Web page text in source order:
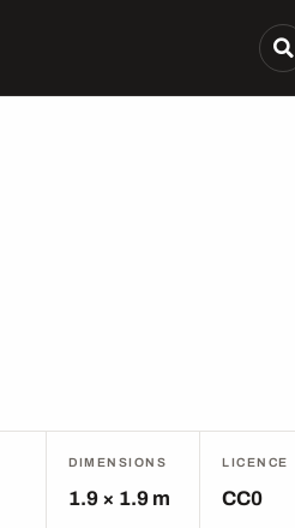
DIMENSIONS
1.9 × 1.9 m
LICENCE
CC0